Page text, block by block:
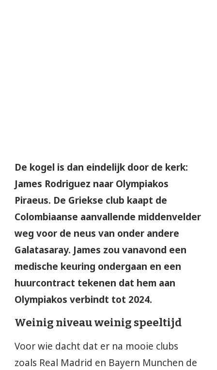
De kogel is dan eindelijk door de kerk:
James Rodriguez naar Olympiakos
Piraeus. De Griekse club kaapt de
Colombiaanse aanvallende middenvelder
weg voor de neus van onder andere
Galatasaray. James zou vanavond een
medische keuring ondergaan en een
huurcontract tekenen dat hem aan
Olympiakos verbindt tot 2024.
Weinig niveau weinig speeltijd
Voor wie dacht dat er na mooie clubs
zoals Real Madrid en Bayern Munchen de